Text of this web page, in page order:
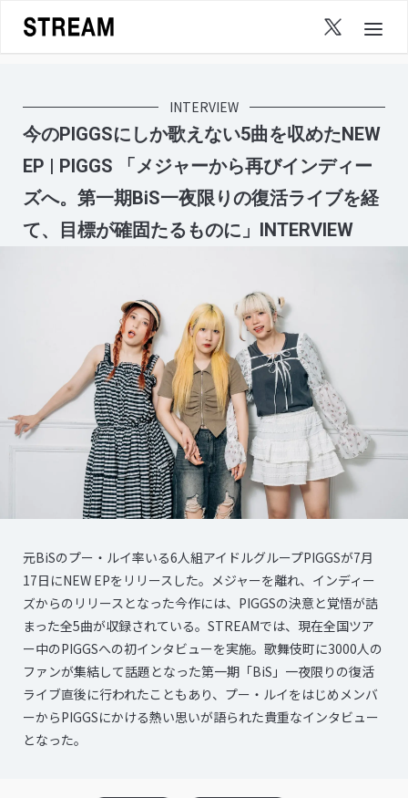
content
INTERVIEW
今のPIGGSにしか歌えない5曲を収めたNEW
EP | PIGGS 「メジャーから再びインディー
ズへ。第一期BiS一夜限りの復活ライブを経
て、目標が確固たるものに」INTERVIEW
元BiSのプー・ルイ率いる6人組アイドルグループPIGGSが7月
17日にNEW EPをリリースした。メジャーを離れ、インディー
ズからのリリースとなった今作には、PIGGSの決意と覚悟が詰
まった全5曲が収録されている。STREAMでは、現在全国ツア
ー中のPIGGSへの初インタビューを実施。歌舞伎町に3000人の
ファンが集結して話題となった第一期「BiS」一夜限りの復活
ライブ直後に行われたこともあり、プー・ルイをはじめメンバ
ーからPIGGSにかける熱い思いが語られた貴重なインタビュー
となった。